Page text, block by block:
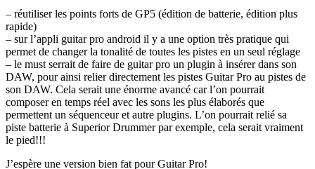
– réutiliser les points forts de GP5 (édition de batterie, édition plus
rapide)
– sur l’appli guitar pro android il y a une option très pratique qui
permet de changer la tonalité de toutes les pistes en un seul réglage
– le must serrait de faire de guitar pro un plugin à insérer dans son
DAW, pour ainsi relier directement les pistes Guitar Pro au pistes de
son DAW. Cela serait une énorme avancé car l’on pourrait
composer en temps réel avec les sons les plus élaborés que
permettent un séquenceur et autre plugins. L’on pourrait relié sa
piste batterie à Superior Drummer par exemple, cela serait vraiment
le pied!!!
J’espère une version bien fat pour Guitar Pro!